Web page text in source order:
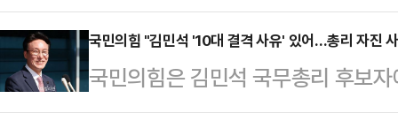
다.실제 지난주 '노소영…
아 개혁하는 것이 바람직하다 말씀
화가 바뀐 것 같다. 오늘 있기까지
당성이 계속 흔들리고 있었다"며 "
대회가 이르면 8월 열릴 것으로 전
지 귀추가 주목된다. 전당대회 구도
되는 가운데, 김문수 전 고용노동부
실린다. 한동훈 전 대표의 재등판
국민의힘 "김민석 '10대 결격 사유' 있어…총리 자진
국민의힘은 김민석 국무총리 후보
퇴를 촉구했다.국무총리 후보자 임